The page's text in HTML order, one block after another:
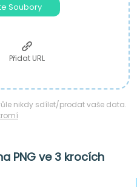
Soubory
Přidat URL
nikdy sdílet/prodat vaše data.
PNG ve 3 krocích